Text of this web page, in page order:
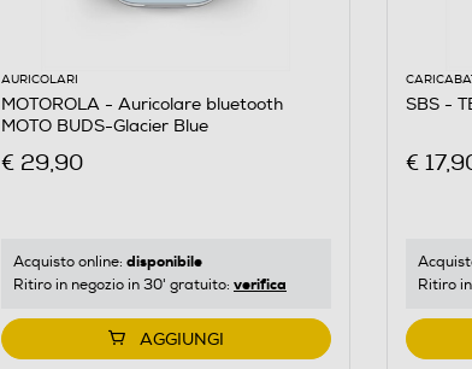
AURICOLARI
MOTOROLA - Auricolare bluetooth
MOTO BUDS-Glacier Blue
€ 29,90
Acquisto online: disponibile
Ritiro in negozio in 30' gratuito: verifica
AGGIUNGI
SBS -
€
Ritiro